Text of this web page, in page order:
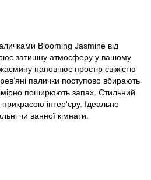
Blooming Jasmine від
затишну атмосферу у вашому
наповнює простір свіжістю
палички поступово вбирають
поширюють запах. Стильний
інтер'єру. Ідеально
чи ванної кімнати.